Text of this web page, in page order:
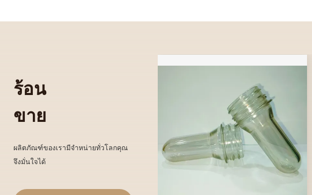
ร้อน
ขาย
ผลิตภัณฑ์ของเรามีจำหน่ายทั่วโลกคุณ
จึงมั่นใจได้